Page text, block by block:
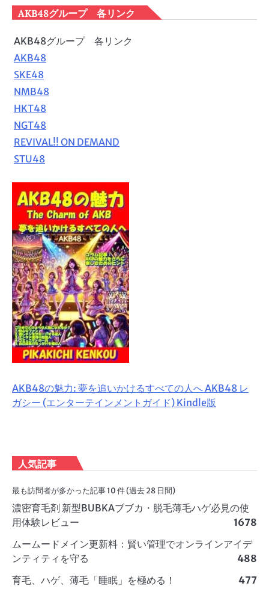
AKB48グループ 各リンク
AKB48グループ 各リンク
AKB48
SKE48
NMB48
HKT48
NGT48
REVIVAL!! ON DEMAND
STU48
AKB48の魅力: 夢を追いかけるすべての人へ AKB48 レ
ガシー (エンターテインメントガイド) Kindle版
人気記事
最も訪問者が多かった記事 10 件 (過去 28 日間)
濃密育毛剤 新型BUBKAブブカ・脱毛薄毛ハゲ必見の使
用体験レビュー
1678
ムームードメイン更新料：賢い管理でオンラインアイデ
ンティティを守る
488
育毛、ハゲ、薄毛「睡眠」を極める！
477